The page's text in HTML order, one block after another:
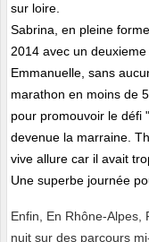
sur loire.
Sabrina, en pleine
2014 avec un
Emmanuelle, sans
marathon en moins de
pour promouvoir le défi
devenue la marraine.
vive allure car il avait
Une superbe journée
Enfin, En Rhône-
nuit sur des parcours